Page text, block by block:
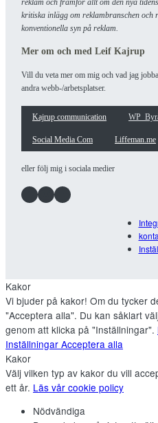
reklam och framför allt om den nya
kritiska inlägg om reklambranschen och
konventionella syn på reklam.
Mer om och med Leif Kajrup
Vill du veta mer om mig och vad jag
andra webb-/arbetsplatser.
Kajrup communication
Social Media Com Liffeman.me
eller följ mig i sociala medier
Facebook InstagramLinkedIn
Kakor
Vi bjuder på kakor! Om du tycker
"Acceptera alla". Du kan såklart
genom att klicka på "Inställningar".
Inställningar Acceptera alla
Kakor
Välj vilken typ av kakor du vill
ett år. Läs vår cookie policy
Nödvändiga